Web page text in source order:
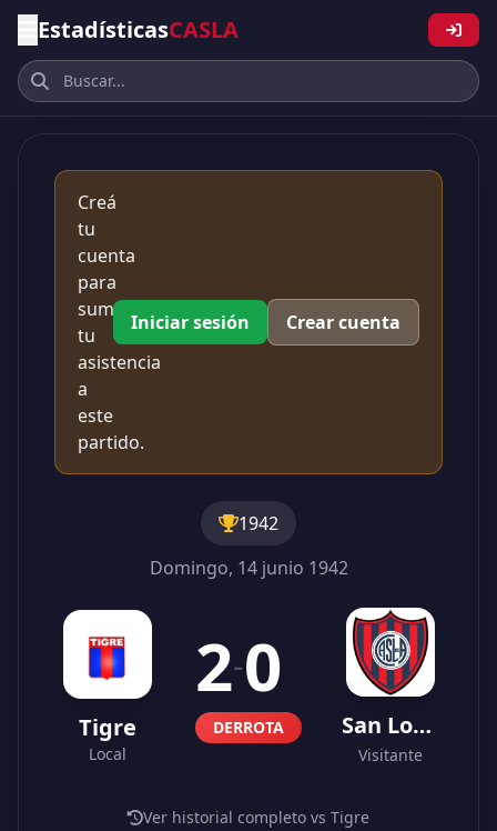
EstadísticasCASLA
Creá
tu
cuenta
para
sumar
tu
asistencia
a
este
partido.
Iniciar sesión Crear cuenta
1942
Domingo, 14 junio 1942
Tigre
Local
2-0
DERROTA San Lorenzo
Visitante
Ver historial completo vs Tigre